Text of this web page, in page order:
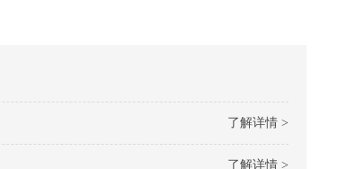
了解详情 >
了解详情 >